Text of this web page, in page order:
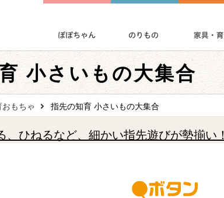
小さいもの大集合
おもちゃ 指先の知育 小さいもの大集合
、ひねるなど、細かい指先遊びが勢揃い！